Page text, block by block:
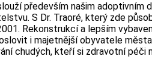
především našim adoptivním
S Dr. Traoré, který zde
Rekonstrukcí a lepším
i majetnější obyvatele
chudých, kteří si zdravotní péči